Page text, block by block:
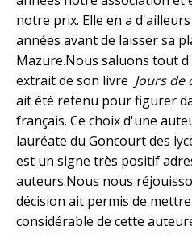
notre prix. Elle en a
années avant de laisser sa
Mazure.Nous saluons tout
extrait de son livre Jours de
ait été retenu pour figurer
français. Ce choix d'une
lauréate du Goncourt des
est un signe très positif
auteurs.Nous nous
décision ait permis de
considérable de cette